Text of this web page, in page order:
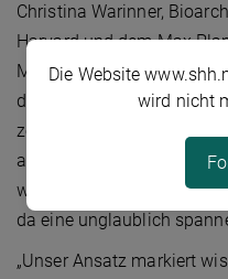
Christina Warinner,
Harvard und dem Max
Menschheitsgeschichte
die Proteinanalysen
zeigen das große
auf Nahrungsmittel
wenige archäologische
da eine unglaublich
„Unser Ansatz markiert
Die Website
wird nicht